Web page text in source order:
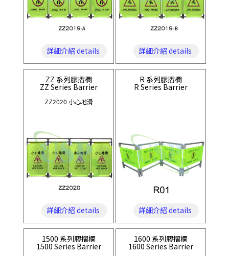
詳細介紹 details 詳細介紹 details
ZZ 系列膠摺欄
ZZ Series Barrier
ZZ2020 小心地滑
詳細介紹 details
R 系列膠摺欄
R Series Barrier
詳細介紹 details
1500 系列膠摺欄
1500 Series Barrier
1600 系列膠摺欄
1600 Series Barrier